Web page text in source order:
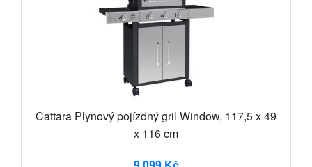
Cattara Plynový pojízdný gril Window, 117,5 x 49
x 116 cm